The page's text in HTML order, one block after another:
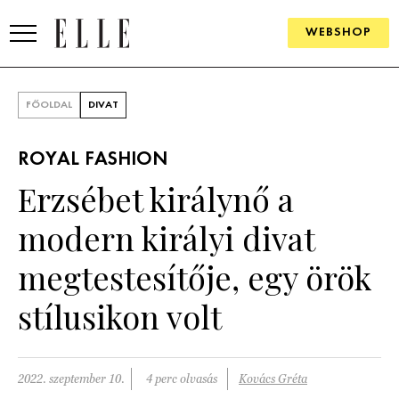
WEBSHOP
SZÉPSÉG
PSZICHÉ
PÁRKAPCSOLAT
FŐOLDAL DIVAT
ROYAL FASHION
Erzsébet királynő a
modern királyi divat
megtestesítője, egy örök
stílusikon volt
2022. szeptember 10. 4 perc olvasás Kovács Gréta